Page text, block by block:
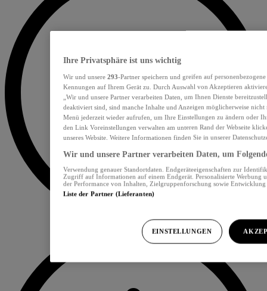
Ihre Privatsphäre ist uns wichtig
Wir und unsere 293-Partner speichern und greifen auf
Kennungen auf Ihrem Gerät zu. Durch Auswahl von Akzeptieren
„Wir und unsere Partner verarbeiten Daten, um Ihnen Dienste
deaktiviert sind, sind manche Inhalte und Anzeigen möglicherweise nicht
Menü jederzeit wieder aufrufen, um Ihre Einstellungen zu ändern oder
den Link Voreinstellungen verwalten am unteren Rand der Webseite
unseres Website. Weitere Informationen finden Sie in unserer
Wir und unsere Partner verarbeiten Daten, um
Verwendung genauer Standortdaten. Endgeräteeigenschaften zur
Zugriff auf Informationen auf einem Endgerät. Personalisierte Werbung
der Performance von Inhalten, Zielgruppenforschung sowie
Liste der Partner (Lieferanten)
EINSTELLUNGEN